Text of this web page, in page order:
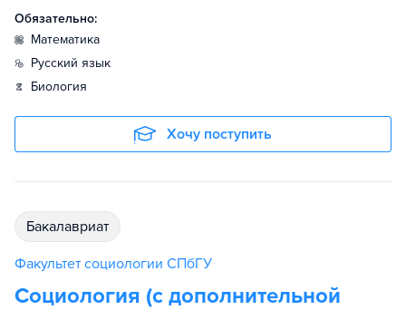
Обязательно:
математика
русский язык
биология
Хочу поступить
бакалавриат
Факультет социологии СПбГУ
Социология (с дополнительной